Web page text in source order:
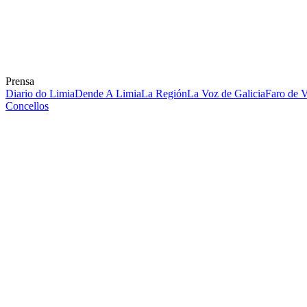
Prensa
Diario do LimiaDende A LimiaLa RegiónLa Voz de GaliciaFaro de
Concellos